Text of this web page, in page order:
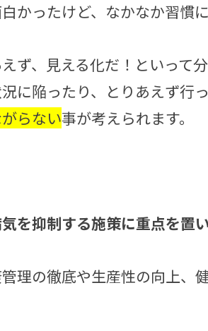
ったけど、なかなか習慣に
ず、見える化だ！といって
に陥ったり、とりあえず行
らない事が考えられます。
を抑制する施策に重点を置
管理の徹底や生産性の向上、